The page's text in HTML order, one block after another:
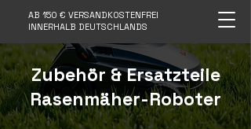
AB 150 € VERSANDKOSTENFREI
INNERHALB DEUTSCHLANDS
Zubehör & Ersatzteile
Rasenmäher-Roboter